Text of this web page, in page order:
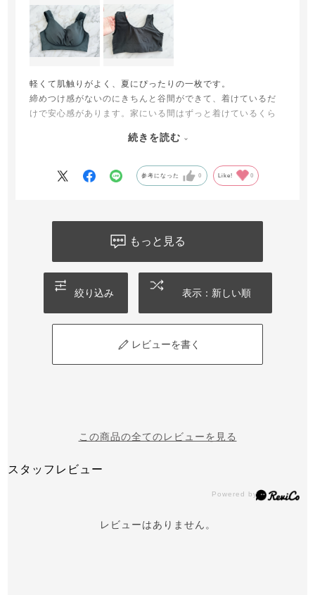
軽くて肌触りがよく、夏にぴったりの一枚です。
締めつけ感がないのにきちんと谷間ができて、着けているだ
けで安心感があります。家にいる間はずっと着けているくら
式に問い合わせたところ、的確なアドバイスをいただけまし
おかげさまで毎日快適に過ごせています。
ありがとうございました♪
続きを読む
参考になった 0 Like! 0
もっと見る
絞り込み 表示：新しい順
レビューを書く
この商品の全てのレビューを見る
スタッフレビュー
レビューはありません。